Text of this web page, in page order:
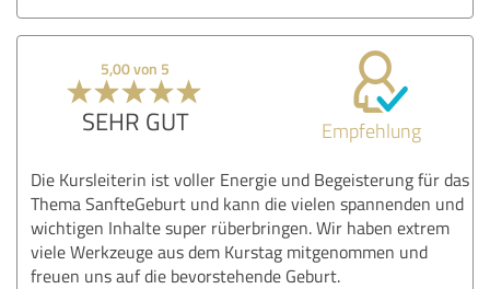
5,00 von 5
SEHR GUT Empfehlung
Die Kursleiterin ist voller Energie und Begeisterung für das
Thema SanfteGeburt und kann die vielen spannenden und
wichtigen Inhalte super rüberbringen. Wir haben extrem
viele Werkzeuge aus dem Kurstag mitgenommen und
freuen uns auf die bevorstehende Geburt.